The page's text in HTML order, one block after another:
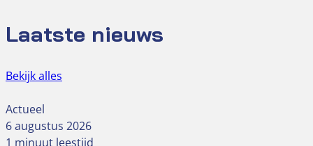
Laatste nieuws
Bekijk alles
Actueel
6 augustus 2026
1 minuut leestijd